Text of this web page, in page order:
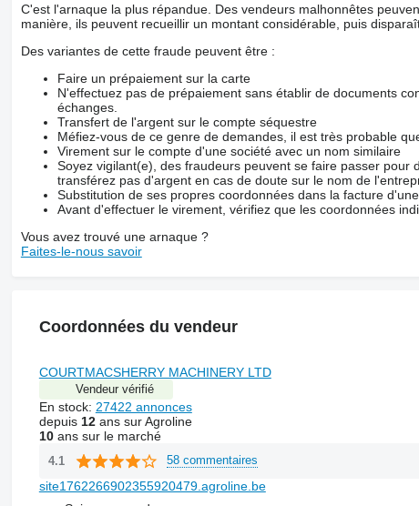
C'est l'arnaque la plus répandue. Des vendeurs malhonnêtes
manière, ils peuvent recueillir un montant considérable, puis
Des variantes de cette fraude peuvent être :
Faire un prépaiement sur la carte
N'effectuez pas de prépaiement sans établir de documents
échanges.
Transfert de l'argent sur le compte séquestre
Méfiez-vous de ce genre de demandes, il est très probable
Virement sur le compte d'une société avec un nom similaire
Soyez vigilant(e), des fraudeurs peuvent se faire passer
transférez pas d'argent en cas de doute sur le nom de
Substitution de ses propres coordonnées dans la facture
Avant d'effectuer le virement, vérifiez que les coordonnées
Vous avez trouvé une arnaque ?
Faites-le-nous savoir
Coordonnées du vendeur
COURTMACSHERRY MACHINERY LTD
Vendeur vérifié
En stock: 27422 annonces
depuis 12ans sur Agroline
10ans sur le marché
4.1 58 commentaires
site1762266902355920479.agroline.be